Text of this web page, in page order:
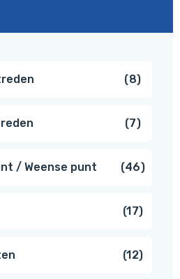
88
77
/ Weense punt 4646
1717
1212